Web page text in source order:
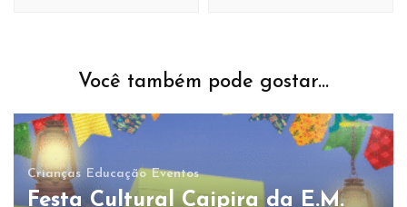
Você também pode gostar...
Crianças Educação Eventos
Festa Cultural Caipira da E.M.